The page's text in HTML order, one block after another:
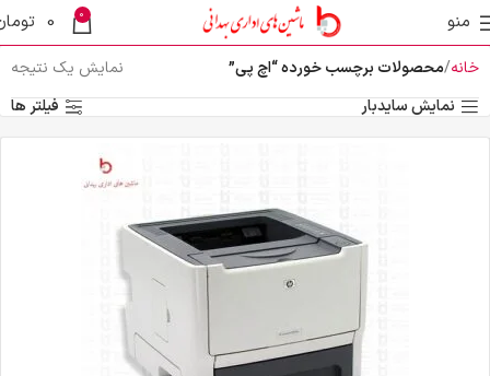
منو 0
0
خانه محصولات برچسب خورده “اچ پی”
نمایش یک نتیجه
نمایش سایدبار
فیلتر ها